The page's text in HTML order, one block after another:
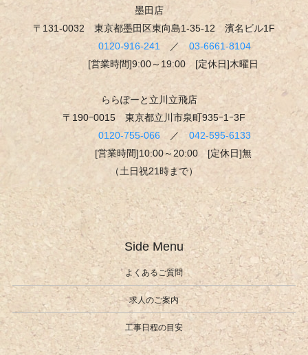
墨田店
〒131-0032 東京都墨田区東向島1-35-12 濱名ビル1F
0120-916-241
／ 03-6661-8104
[営業時間]9:00～19:00 [定休日]木曜日
ららぽーと立川立飛店
〒190ｰ0015 東京都立川市泉町935ｰ1ｰ3F
0120-755-066 ／ 042-595-6133
[営業時間]10:00～20:00 [定休日]無
（土日祝21時まで）
Side Menu
よくあるご質問
求人のご案内
工事日程の目安